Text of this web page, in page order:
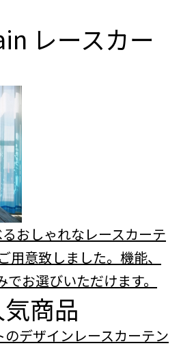
レースカー
おしゃれなレースカーテ
用意致しました。機能、
お選びいただけます。
商品